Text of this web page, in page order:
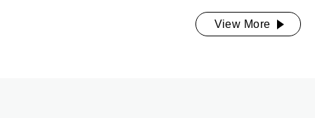
View More